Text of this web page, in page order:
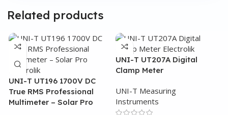
Related products
UNI-T UT196 1700V DC
True RMS Professional
Multimeter – Solar Pro
UNI-T UT207A Digital
Clamp Meter
UNI-T Measuring
Instruments